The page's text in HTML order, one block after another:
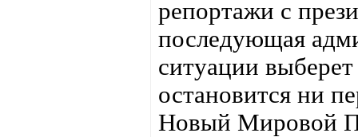
репортажи с
последующая
ситуации
остановится ни
Новый Мировой